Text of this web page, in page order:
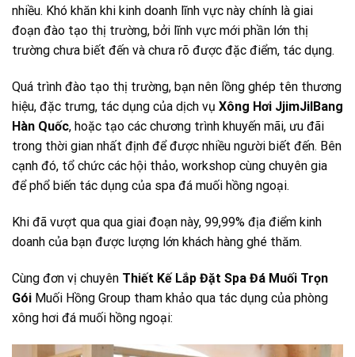
nhiều. Khó khăn khi kinh doanh lĩnh vực này chính là giai
đoạn đào tạo thị trường, bởi lĩnh vực mới phần lớn thị
trường chưa biết đến và chưa rõ được đặc điểm, tác dụng.
Quá trình đào tạo thị trường, bạn nên lồng ghép tên thương
hiệu, đặc trưng, tác dụng của dịch vụ Xông Hơi JjimJilBang
Hàn Quốc, hoặc tạo các chương trình khuyến mãi, ưu đãi
trong thời gian nhất định để được nhiều người biết đến. Bên
cạnh đó, tổ chức các hội thảo, workshop cùng chuyên gia
để phổ biến tác dụng của spa đá muối hồng ngoại.
Khi đã vượt qua qua giai đoạn này, 99,99% địa điểm kinh
doanh của bạn được lượng lớn khách hàng ghé thăm.
Cùng đơn vị chuyên Thiết Kế Lắp Đặt Spa Đá Muối Trọn
Gói Muối Hồng Group tham khảo qua tác dụng của phòng
xông hơi đá muối hồng ngoại: